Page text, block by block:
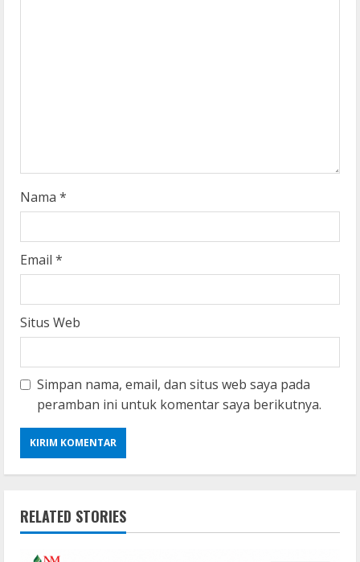
g
Nama *
Email *
Situs Web
Simpan nama, email, dan situs web saya pada
peramban ini untuk komentar saya berikutnya.
RELATED STORIES